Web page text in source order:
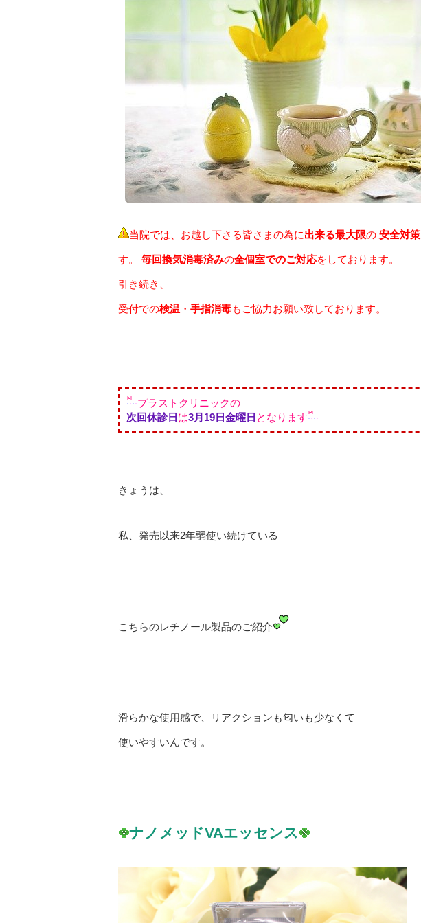
当院では、お越し下さる皆さまの為に出来る最大限の 安全対策
す。 毎回換気消毒済みの全個室でのご対応をしております。
引き続き、
受付での検温 ・ 手指消毒もご協力お願い致しております。
プラストクリニックの
次回休診日 は3月19日金曜日 となります
きょうは、
私、発売以来2年弱使い続けている
こちらのレチノール製品のご紹介
滑らかな使用感で、リアクションも匂いも少なくて
使いやすいんです。
ナノメッドVAエッセンス